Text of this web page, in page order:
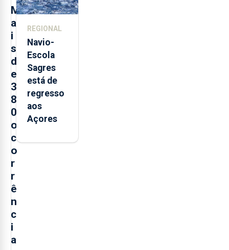
M
a
i
s
d
e
3
8
0
o
c
o
r
r
ê
n
c
i
a
postos de
REGIONAL
Navio-
Escola
Sagres
está de
regresso
aos
Açores